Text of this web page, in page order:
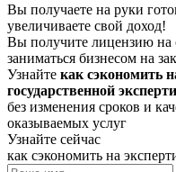
Вы получаете на руки
увеличиваете свой доход!
Вы получите лицензию на
заниматься бизнесом на
Узнайте как сэкономить
государственной
без изменения сроков и
оказываемых услуг
Узнайте сейчас
как сэкономить на